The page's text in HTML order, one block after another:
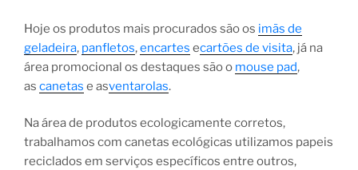
Hoje os produtos mais procurados são os imãs de
geladeira, panfletos,encartes ecartões de visita, já na
área promocional os destaques são o mouse pad,
as canetas e asventarolas.
Na área de produtos ecologicamente corretos,
trabalhamos com canetas ecológicas utilizamos papeis
reciclados em serviços específicos entre outros,